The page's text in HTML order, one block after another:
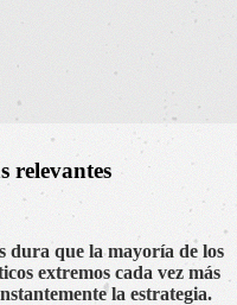
relevantes
dura que la mayoría de los
extremos cada vez más
la estrategia.